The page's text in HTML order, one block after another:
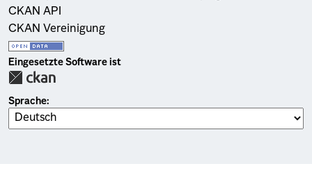
CKAN API
CKAN Vereinigung
Eingesetzte Software ist
Sprache